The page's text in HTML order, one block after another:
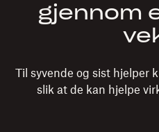
gjennom
Til syvende og sist hjelper
slik at de kan hjelpe